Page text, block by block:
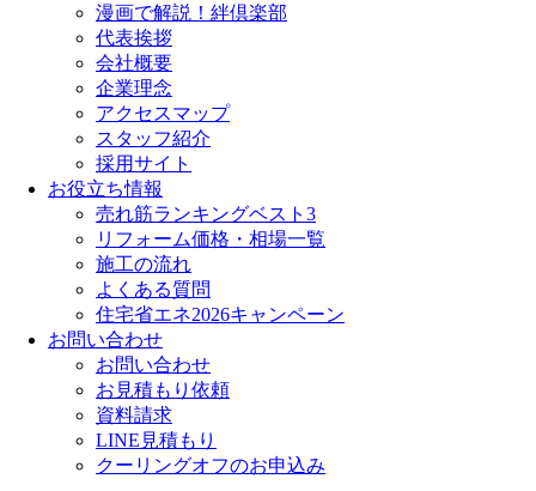
漫画で解説！絆倶楽部
代表挨拶
会社概要
企業理念
アクセスマップ
スタッフ紹介
採用サイト
お役立ち情報
売れ筋ランキングベスト3
リフォーム価格・相場一覧
施工の流れ
よくある質問
住宅省エネ2026キャンペーン
お問い合わせ
お問い合わせ
お見積もり依頼
資料請求
LINE見積もり
クーリングオフのお申込み